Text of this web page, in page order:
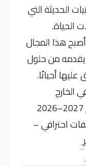
الحديثة التي
الحياة.
هذا المجال
يقدمه من حلول
أحيانًا.
احترافي –